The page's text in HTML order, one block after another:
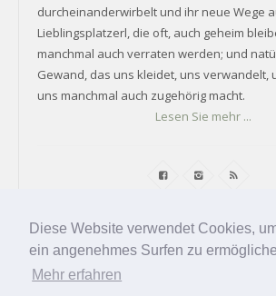
Diese Website verwendet Cookies,
ein angenehmes Surfen zu
Mehr erfahren
durcheinanderwirbelt und ihr neue Wege
Lieblingsplatzerl, die oft, auch geheim
manchmal auch verraten werden; und
Gewand, das uns kleidet, uns verwandelt,
uns manchmal auch zugehörig macht.
Lesen Sie mehr ...